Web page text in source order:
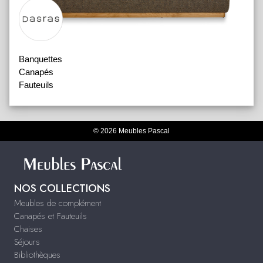
Banquettes
Canapés
Fauteuils
© 2026 Meubles Pascal
NOS COLLECTIONS
Meubles de complément
Canapés et Fauteuils
Chaises
Séjours
Bibliothèques